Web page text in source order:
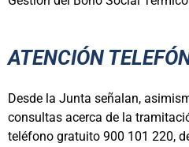
ATENCIÓN
Desde la Junta señalan,
consultas acerca de la
teléfono gratuito 900 101 220,